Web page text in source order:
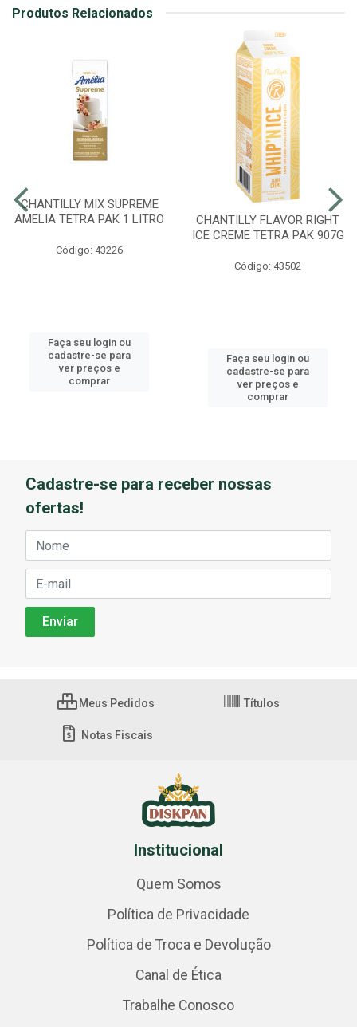
Produtos Relacionados
CHANTILLY MIX SUPREME
AMELIA TETRA PAK 1 LITRO
Código: 43226
Faça seu login ou
cadastre-se para
ver preços e
comprar
CHANTILLY FLAVOR RIGHT
ICE CREME TETRA PAK 907G
Código: 43502
Faça seu login ou
cadastre-se para
ver preços e
comprar
Cadastre-se para receber nossas
ofertas!
Meus Pedidos Títulos
Notas Fiscais
Institucional
Quem Somos
Política de Privacidade
Política de Troca e Devolução
Canal de Ética
Trabalhe Conosco